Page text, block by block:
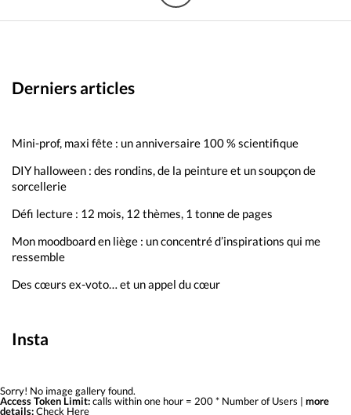
Derniers articles
Mini-prof, maxi fête : un anniversaire 100 % scientifique
DIY halloween : des rondins, de la peinture et un soupçon de
sorcellerie
Défi lecture : 12 mois, 12 thèmes, 1 tonne de pages
Mon moodboard en liège : un concentré d’inspirations qui me
ressemble
Des cœurs ex-voto… et un appel du cœur
Insta
Sorry! No image gallery found.
Access Token Limit:calls within one hour = 200 * Number of Users | more
details:Check Here